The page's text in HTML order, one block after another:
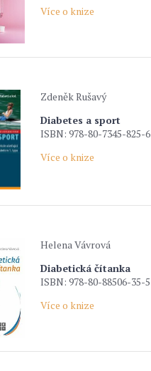
Více o knize
Zdeněk Rušavý
Diabetes a sport
ISBN: 978-80-7345-825-6
Více o knize
Helena Vávrová
Diabetická čítanka
ISBN: 978-80-88506-35-5
Více o knize